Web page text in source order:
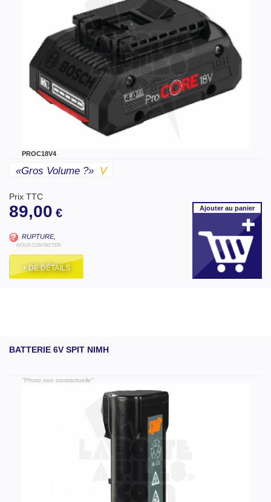
PROC18V4
«gros Volume ?» V
Prix TTC
89,00 €
RUPTURE,
NOUS CONTACTER
+ DE DÉTAILS
Ajouterau panier
BATTERIE 6V SPIT NIMH
"Photo non contractuelle"